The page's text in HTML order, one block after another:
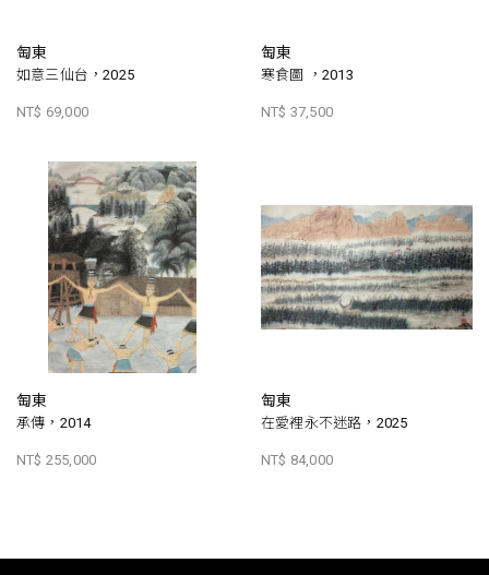
匋東
如意三仙台，2025
NT$ 69,000
匋東
寒食圖 ，2013
NT$ 37,500
匋東
承傳，2014
NT$ 255,000
匋東
在愛裡永不迷路，2025
NT$ 84,000